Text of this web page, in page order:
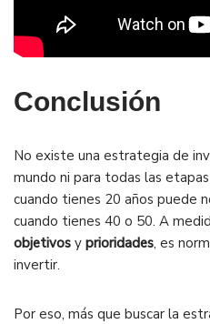
Conclusión
No existe una estrategia de
mundo ni para todas las
cuando tienes 20 años puede
cuando tienes 40 o 50. A
objetivos y prioridades, es
invertir.
Por eso, más que buscar la